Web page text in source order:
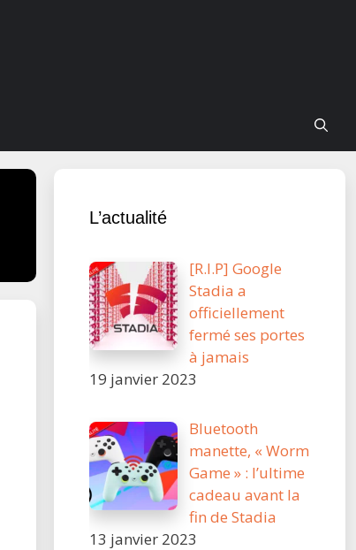
L’actualité
[R.I.P] Google
Stadia a
officiellement
fermé ses portes
à jamais
19 janvier 2023
Bluetooth
manette, « Worm
Game » : l’ultime
cadeau avant la
fin de Stadia
13 janvier 2023